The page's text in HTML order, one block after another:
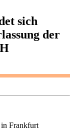
sich
der
in Frankfurt